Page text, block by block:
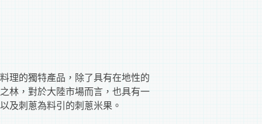
理的獨特產品，除了具有在地性的
林，對於大陸市場而言，也具有一
及刺蔥為料引的刺蔥米果。